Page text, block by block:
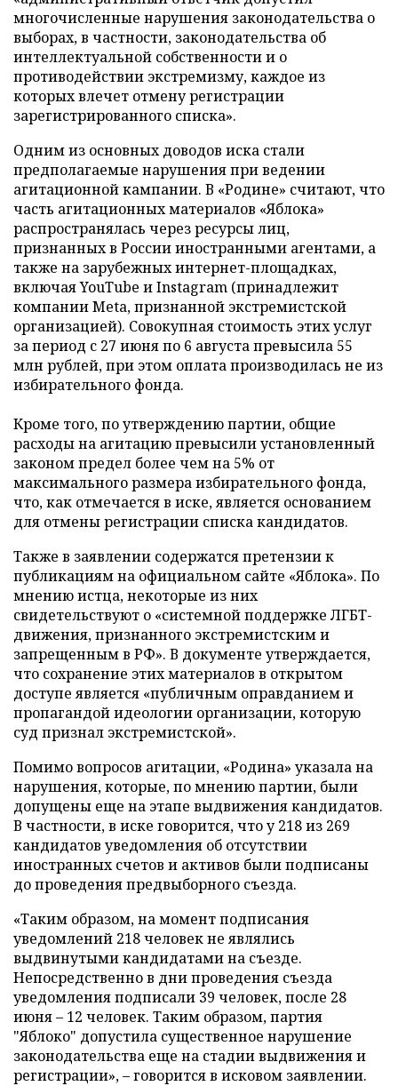
многочисленные нарушения законодательства о
выборах, в частности, законодательства об
интеллектуальной собственности и о
противодействии экстремизму, каждое из
которых влечет отмену регистрации
зарегистрированного списка».
Одним из основных доводов иска стали
предполагаемые нарушения при ведении
агитационной кампании. В «Родине» считают, что
часть агитационных материалов «Яблока»
распространялась через ресурсы лиц,
признанных в России иностранными агентами, а
также на зарубежных интернет-площадках,
включая YouTube и Instagram (принадлежит
компании Meta, признанной экстремистской
организацией). Совокупная стоимость этих услуг
за период с 27 июня по 6 августа превысила 55
млн рублей, при этом оплата производилась не из
избирательного фонда.
Кроме того, по утверждению партии, общие
расходы на агитацию превысили установленный
законом предел более чем на 5% от
максимального размера избирательного фонда,
что, как отмечается в иске, является основанием
для отмены регистрации списка кандидатов.
Также в заявлении содержатся претензии к
публикациям на официальном сайте «Яблока». По
мнению истца, некоторые из них
свидетельствуют о «системной поддержке ЛГБТ-
движения, признанного экстремистским и
запрещенным в РФ». В документе утверждается,
что сохранение этих материалов в открытом
доступе является «публичным оправданием и
пропагандой идеологии организации, которую
суд признал экстремистской».
Помимо вопросов агитации, «Родина» указала на
нарушения, которые, по мнению партии, были
допущены еще на этапе выдвижения кандидатов.
В частности, в иске говорится, что у 218 из 269
кандидатов уведомления об отсутствии
иностранных счетов и активов были подписаны
до проведения предвыборного съезда.
«Таким образом, на момент подписания
уведомлений 218 человек не являлись
выдвинутыми кандидатами на съезде.
Непосредственно в дни проведения съезда
уведомления подписали 39 человек, после 28
июня – 12 человек. Таким образом, партия
"Яблоко" допустила существенное нарушение
законодательства еще на стадии выдвижения и
регистрации», – говорится в исковом заявлении.